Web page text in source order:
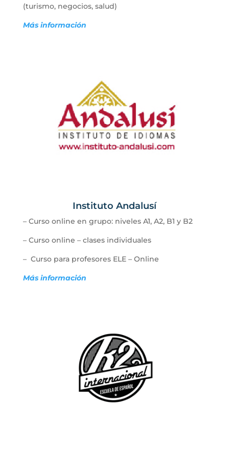
(turismo, negocios, salud)
Más información
Instituto Andalusí
– Curso online en grupo: niveles A1, A2, B1 y B2
– Curso online – clases individuales
– Curso para profesores ELE – Online
Más información